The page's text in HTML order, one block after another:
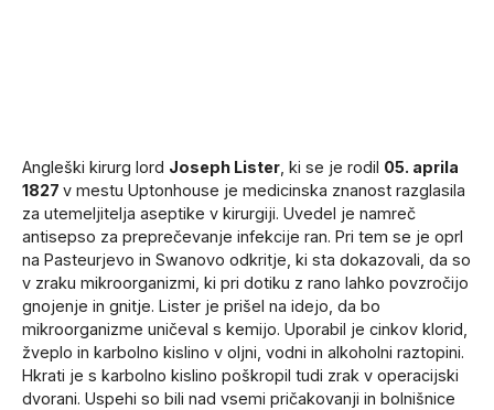
Angleški kirurg lord Joseph Lister , ki se je rodil 05. aprila
1827 v mestu Uptonhouse je medicinska znanost razglasila
za utemeljitelja aseptike v kirurgiji. Uvedel je namreč
antisepso za preprečevanje infekcije ran. Pri tem se je oprl
na Pasteurjevo in Swanovo odkritje, ki sta dokazovali, da so
v zraku mikroorganizmi, ki pri dotiku z rano lahko povzročijo
gnojenje in gnitje. Lister je prišel na idejo, da bo
mikroorganizme uničeval s kemijo. Uporabil je cinkov klorid,
žveplo in karbolno kislino v oljni, vodni in alkoholni raztopini.
Hkrati je s karbolno kislino poškropil tudi zrak v operacijski
dvorani. Uspehi so bili nad vsemi pričakovanji in bolnišnice